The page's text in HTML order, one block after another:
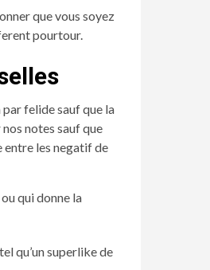
que vous soyez
pourtour.
felide sauf que la
notes sauf que
entre les negatif de
qui donne la
qu’un superlike de